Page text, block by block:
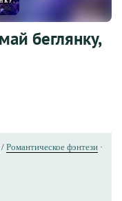
беглянку,
/ Романтическое фэнтези ·